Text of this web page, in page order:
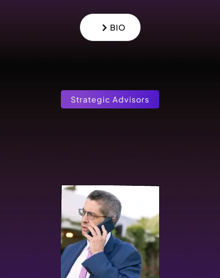
BIO
Strategic Advisors